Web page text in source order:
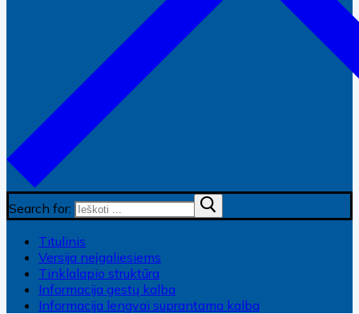
Search for:
Titulinis
Versija neįgaliesiems
Tinklalapio struktūra
Informacija gestų kalba
Informacija lengvai suprantama kalba